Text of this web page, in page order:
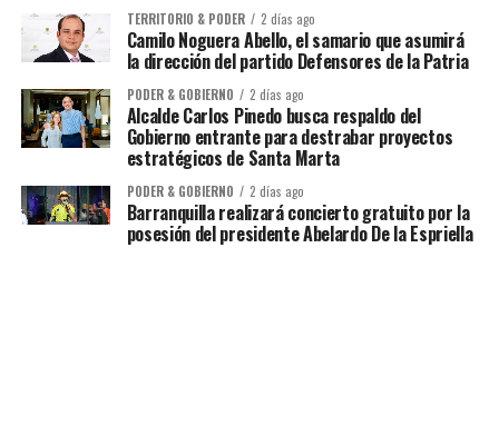
TERRITORIO & PODER 2 días ago
Camilo Noguera Abello, el samario que asumirá
la dirección del partido Defensores de la Patria
PODER & GOBIERNO 2 días ago
Alcalde Carlos Pinedo busca respaldo del
Gobierno entrante para destrabar proyectos
estratégicos de Santa Marta
PODER & GOBIERNO 2 días ago
Barranquilla realizará concierto gratuito por la
posesión del presidente Abelardo De la Espriella